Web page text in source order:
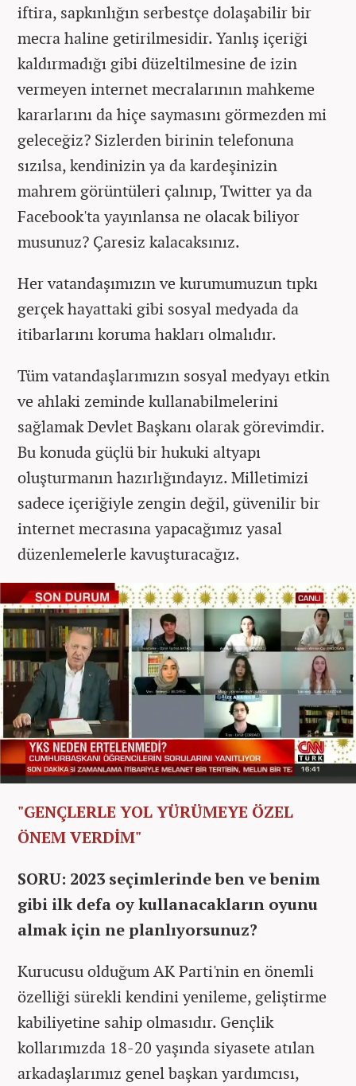
iftira, sapkınlığın serbestçe dolaşabilir bir
mecra haline getirilmesidir. Yanlış içeriği
kaldırmadığı gibi düzeltilmesine de izin
vermeyen internet mecralarının mahkeme
kararlarını da hiçe saymasını görmezden mi
geleceğiz? Sizlerden birinin telefonuna
sızılsa, kendinizin ya da kardeşinizin
mahrem görüntüleri çalınıp, Twitter ya da
Facebook'ta yayınlansa ne olacak biliyor
musunuz? Çaresiz kalacaksınız.
Her vatandaşımızın ve kurumumuzun tıpkı
gerçek hayattaki gibi sosyal medyada da
itibarlarını koruma hakları olmalıdır.
Tüm vatandaşlarımızın sosyal medyayı etkin
ve ahlaki zeminde kullanabilmelerini
sağlamak Devlet Başkanı olarak görevimdir.
Bu konuda güçlü bir hukuki altyapı
oluşturmanın hazırlığındayız. Milletimizi
sadece içeriğiyle zengin değil, güvenilir bir
internet mecrasına yapacağımız yasal
düzenlemelerle kavuşturacağız.
"GENÇLERLE YOL YÜRÜMEYE ÖZEL
ÖNEM VERDİM"
SORU: 2023 seçimlerinde ben ve benim
gibi ilk defa oy kullanacakların oyunu
almak için ne planlıyorsunuz?
Kurucusu olduğum AK Parti'nin en önemli
özelliği sürekli kendini yenileme, geliştirme
kabiliyetine sahip olmasıdır. Gençlik
kollarımızda 18-20 yaşında siyasete atılan
arkadaşlarımız genel başkan yardımcısı,